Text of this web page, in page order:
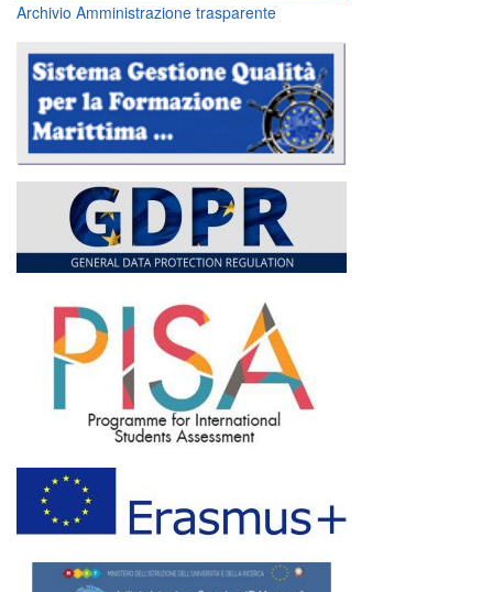
Archivio Amministrazione trasparente